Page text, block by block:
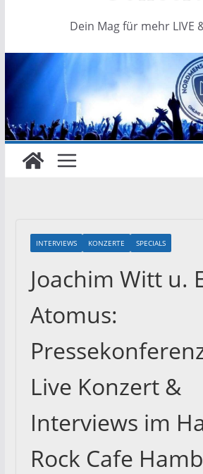
Dein Mag für mehr LIVE
INTERVIEWS KONZERTE SPECIALS
Joachim Witt u.
Atomus:
Live Konzert &
Interviews im
Rock Cafe